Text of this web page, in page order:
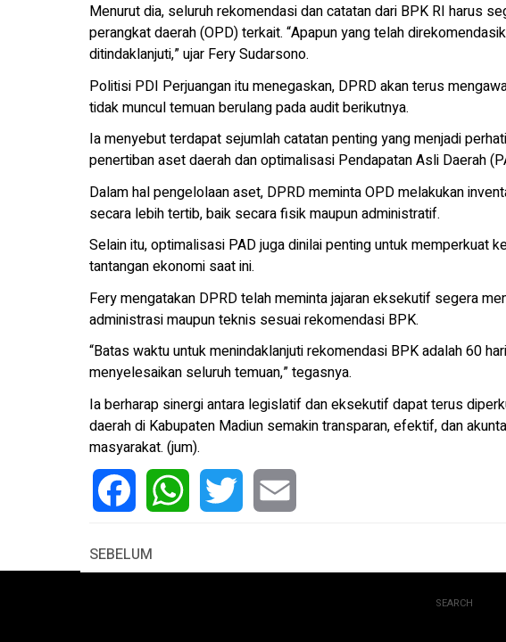
Menurut dia, seluruh rekomendasi dan catatan dari BPK RI harus
perangkat daerah (OPD) terkait. “Apapun yang telah
ditindaklanjuti,” ujar Fery Sudarsono.
Politisi PDI Perjuangan itu menegaskan, DPRD akan terus
tidak muncul temuan berulang pada audit berikutnya.
Ia menyebut terdapat sejumlah catatan penting yang menjadi
penertiban aset daerah dan optimalisasi Pendapatan Asli Daerah
Dalam hal pengelolaan aset, DPRD meminta OPD melakukan
secara lebih tertib, baik secara fisik maupun administratif.
Selain itu, optimalisasi PAD juga dinilai penting untuk memperkuat
tantangan ekonomi saat ini.
Fery mengatakan DPRD telah meminta jajaran eksekutif segera
administrasi maupun teknis sesuai rekomendasi BPK.
“Batas waktu untuk menindaklanjuti rekomendasi BPK adalah 60
menyelesaikan seluruh temuan,” tegasnya.
Ia berharap sinergi antara legislatif dan eksekutif dapat terus
daerah di Kabupaten Madiun semakin transparan, efektif, dan
masyarakat. (jum).
SEBELUM
SEARCH